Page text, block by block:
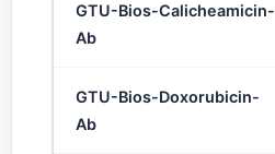
GTU-Bios-Calicheamicin-
Ab
GTU-Bios-Doxorubicin-
Ab